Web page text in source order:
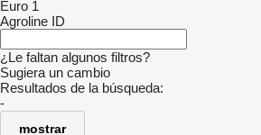
Euro 1
Agroline ID
¿Le faltan algunos filtros?
Sugiera un cambio
Resultados de la búsqueda:
-
mostrar